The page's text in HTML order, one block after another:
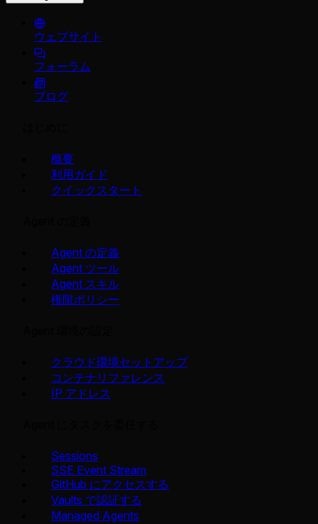
ウェブサイト
フォーラム
ブログ
概要
利用ガイド
クイックスタート
Agent の定義
Agent ツール
Agent スキル
権限ポリシー
クラウド環境セットアップ
コンテナリファレンス
IP アドレス
Sessions
SSE Event Stream
GitHub にアクセスする
Vaults で認証する
Managed Agents